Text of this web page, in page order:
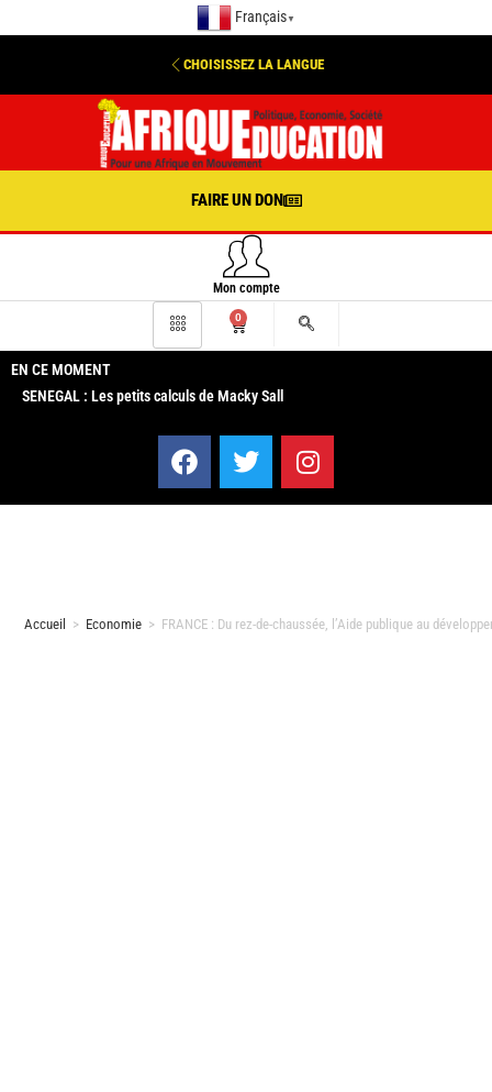
Français ▼
CHOISISSEZ LA LANGUE
FAIRE UN DON
Mon compte
0
EN CE MOMENT
SENEGAL : Les petits calculs de Macky Sall
Accueil > Economie > FRANCE : Du rez-de-chaussée, l’Aide publique au